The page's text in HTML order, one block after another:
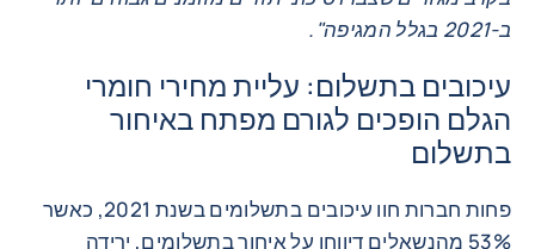
ב-2021 בגלל המגיפה".
עיכובים בתשלום: עליית מחירי חומרי
הגלם הופכים לגורם מפתח באיחור
בתשלום
פחות חברות חוו עיכובים בתשלומים בשנת 2021, כאשר
53% מהנשאלים דיווחו על איחור בתשלומים, ירידה